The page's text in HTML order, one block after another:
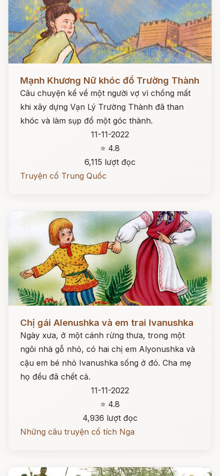
Mạnh Khương Nữ khóc đổ Trường Thành
Câu chuyện kể về một người vợ vì chồng mất
khi xây dựng Vạn Lý Trường Thành đã than
khóc và làm sụp đổ một góc thành.
11-11-2022
⭐ 4.8
6,115 lượt đọc
Truyện cổ Trung Quốc
Chị gái Alenushka và em trai Ivanushka
Ngày xưa, ở một cánh rừng thưa, trong một
ngôi nhà gỗ nhỏ, có hai chị em Alyonushka và
cậu em bé nhỏ Ivanushka sống ở đó. Cha mẹ
họ đều đã chết cả.
11-11-2022
⭐ 4.8
4,936 lượt đọc
Những câu truyện cổ tích Nga